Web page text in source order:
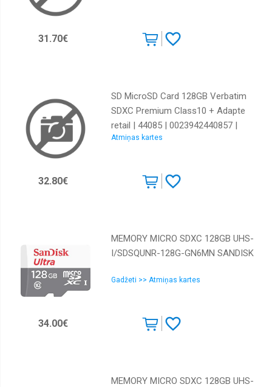
31.70€
SD MicroSD Card 128GB Verbatim
SDXC Premium Class10 + Adapte
retail | 44085 | 0023942440857 |
85235110
Atmiņas kartes
32.80€
MEMORY MICRO SDXC 128GB UHS-
I/SDSQUNR-128G-GN6MN SANDISK
Gadžeti >> Atmiņas kartes
34.00€
MEMORY MICRO SDXC 128GB UHS-